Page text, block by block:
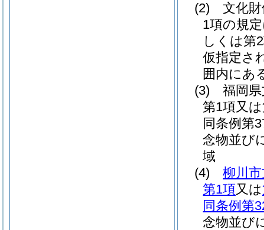
(2)
文化
1項の規
しくは第
仮指定さ
囲内にあ
(3)
福岡
第1項又
同条例第
念物並び
域
(4)
柳川
第1項又は
同条例第
念物並び